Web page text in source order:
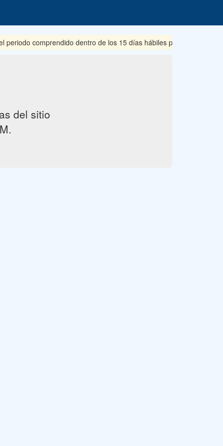
comprendido dentro de los 15 días hábiles posteriores a su
del sitio